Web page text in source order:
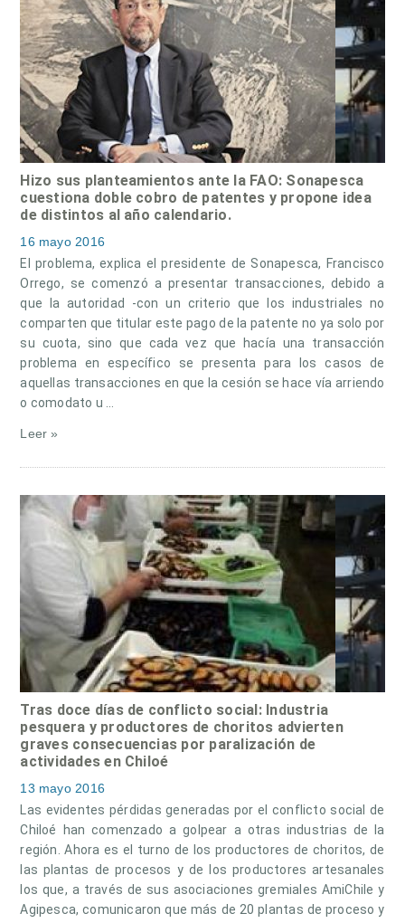
Hizo sus planteamientos ante la FAO: Sonapesca
cuestiona doble cobro de patentes y propone idea
de distintos al año calendario.
16 mayo 2016
El problema, explica el presidente de Sonapesca, Francisco
Orrego, se comenzó a presentar transacciones, debido a
que la autoridad -con un criterio que los industriales no
comparten que titular este pago de la patente no ya solo por
su cuota, sino que cada vez que hacía una transacción
problema en específico se presenta para los casos de
aquellas transacciones en que la cesión se hace vía arriendo
o comodato u …
Leer »
Tras doce días de conflicto social: Industria
pesquera y productores de choritos advierten
graves consecuencias por paralización de
actividades en Chiloé
13 mayo 2016
Las evidentes pérdidas generadas por el conflicto social de
Chiloé han comenzado a golpear a otras industrias de la
región. Ahora es el turno de los productores de choritos, de
las plantas de procesos y de los productores artesanales
los que, a través de sus asociaciones gremiales AmiChile y
Agipesca, comunicaron que más de 20 plantas de proceso y